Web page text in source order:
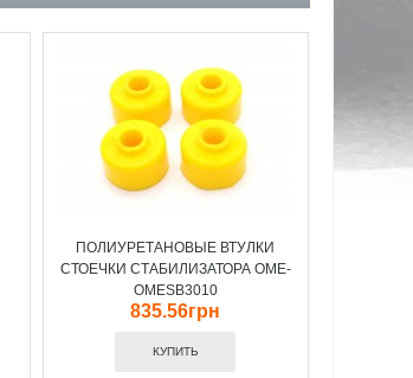
ПОЛИУРЕТАНОВЫЕ ВТУЛКИ
СТОЕЧКИ СТАБИЛИЗАТОРА OME-
OMESB3010
835.56грн